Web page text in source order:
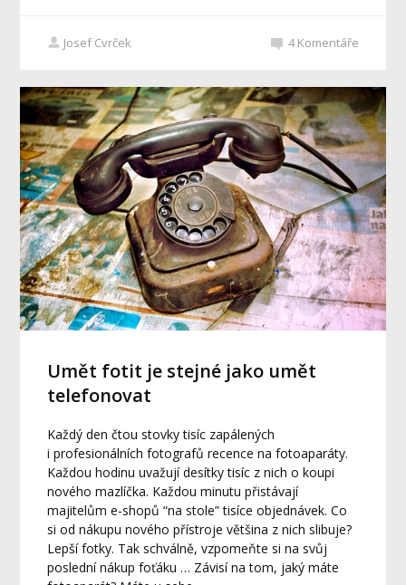
Josef Cvrček 4Komentáře
Umět fotit je stejné jako umět
telefonovat
Každý den čtou stovky tisíc zapálených
i profesionálních fotografů recence na fotoaparáty.
Každou hodinu uvažují desítky tisíc z nich o koupi
nového mazlíčka. Každou minutu přistávají
majitelům e-shopů “na stole” tisíce objednávek. Co
si od nákupu nového přístroje většina z nich slibuje?
Lepší fotky. Tak schválně, vzpomeňte si na svůj
poslední nákup foťáku … Závisí na tom, jaký máte